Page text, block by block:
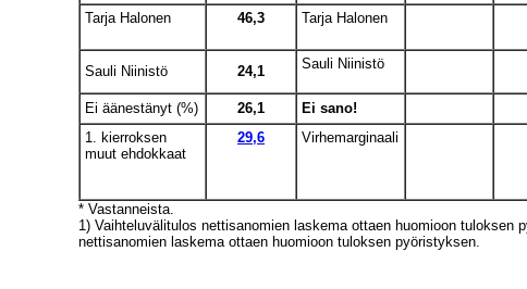
Tarja Halonen 46,3 Tarja Halonen
Sauli Niinistö 24,1 Sauli Niinistö
Ei äänestänyt (%) 26,1 Ei sano!
1. kierroksen
muut ehdokkaat
29,6 Virhemarginaali
* Vastanneista.
1) Vaihteluvälitulos nettisanomien laskema ottaen huomioon
nettisanomien laskema ottaen huomioon tuloksen pyöristyksen.